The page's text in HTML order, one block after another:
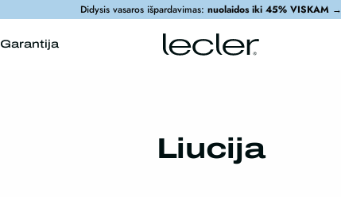
Didysis vasaros išpardavimas: nuolaidos iki 45% VISKAM→
Garantija
Liucija